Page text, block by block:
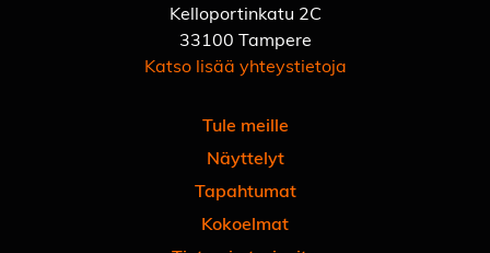
Kelloportinkatu 2C
33100 Tampere
Katso lisää yhteystietoja
Tule meille
Näyttelyt
Tapahtumat
Kokoelmat